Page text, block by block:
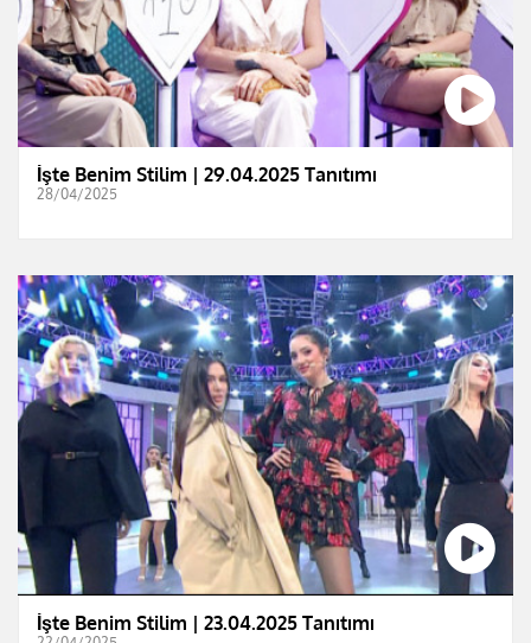
İşte Benim Stilim | 29.04.2025 Tanıtımı
28/04/2025
İşte Benim Stilim | 23.04.2025 Tanıtımı